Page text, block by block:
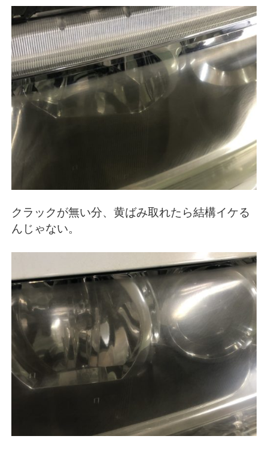
クラックが無い分、黄ばみ取れたら結構イケる
んじゃない。